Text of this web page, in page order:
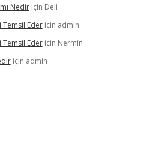
Nediriçin Deli
Temsil Ederiçin admin
Temsil Ederiçin Nermin
için admin